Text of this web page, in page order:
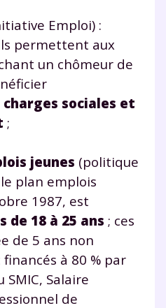
Emploi) :
permettent aux
un chômeur de
sociales et
;
jeunes (politique
plan emplois
1987, est
de 18 à 25 ans ; ces
de 5 ans non
à 80 % par
SMIC, Salaire
de
à travers le lien de
chaque newsletter. Pour
de vos données
vos droits, vous pouvez